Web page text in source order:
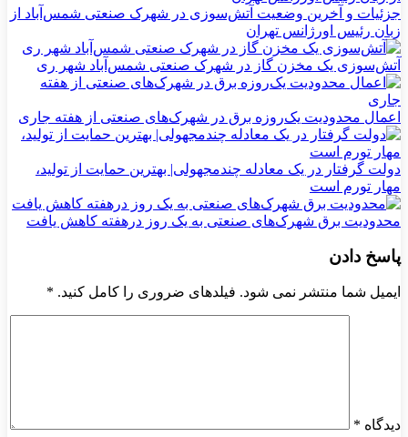
جزئیات و آخرین وضعیت آتش‌سوزی در شهرک صنعتی شمس‌آباد از
زبان رئیس اورژانس تهران
آتش‌سوزی یک مخزن گاز در شهرک صنعتی شمس‌آباد شهر ری
اعمال محدودیت یک‌روزه برق در شهرک‌های صنعتی از هفته جاری
دولت گرفتار در یک معادله چندمجهولی| بهترین حمایت از تولید،
مهار تورم است
محدودیت برق شهرک‌های صنعتی به یک روز درهفته کاهش یافت
پاسخ دادن
ایمیل شما منتشر نمی شود. فیلدهای ضروری را کامل کنید. *
دیدگاه *